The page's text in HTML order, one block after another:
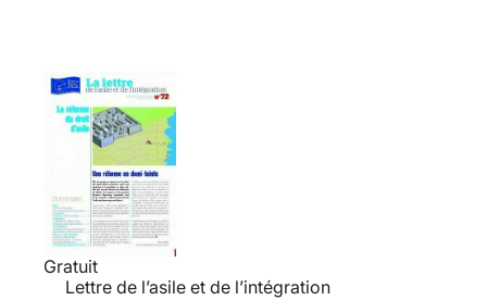
Gratuit
Lettre de l’asile et de l’intégration